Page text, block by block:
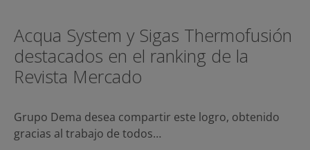
Acqua System y Sigas Thermofusión
destacados en el ranking de la
Revista Mercado
Grupo Dema desea compartir este logro, obtenido
gracias al trabajo de todos…